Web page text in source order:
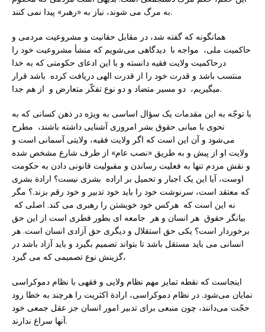
به مرگ می شوند، نیاز به «رهبر» پیدا نمی کنند.
همانگونه که گفته شد، در مقابل حقانیت و مشروعیت مردمی و
حاکمیت ملی، مواجه با دیدگاهی می‌شویم که منشأ مشروعیت خود را
درحاکمیت ولایت فقیه دانسته و با این ادعای حکومتى که به خدا
منتسب باشد و قدرت خود را از قدرت الهى دریافت کرده باشد قرار
میگیریم، دو مسیر متضاد و دو نوع تفکّر متعارض و از هم جدا.
با توجّه به این مقدمات یک سؤال اساسی به ویژه در ذهن کسانی که به
نحوی با مبانی حقوق بشر امروزی آشنایی داشته باشند، مطرح
می‌شود و آن این است که اگر ولایت فقیه، ولایتی آسمانی است و
ولایت او از پیش و به طریق «نصب عام» از طرف شارع مشخص شده
و نقش مردم تنها به فعلیت رساندن و مقبولیت قانونی دادن به حکومت
اوست، آیا این یک اجبار و تحمیل بر اراده بشری نیست؟ ارادة بشری
که معتقد است، سرنوشت خود را باید خود تدبیر و خود رقم بزند.؟ مگر
نه این است که هرکس خود خویشتن را رهبری می کند. اصلی که
بیانگر حقوق هر انسان و هر جامعه ای بطور فطری است از این حق
برخوردار است؟ یکی حق استقلال و دیگری حق آزادی انسان است. هر
انسانی می باید مستقل باشد تا بتواند تصمیم بگیرد و باید آزاد باشد در
گزینش نوع تصمیمی که می گیرد،
اینجاست که نقطه تمایز مهم نظام ولایی و فقهی با نظام دموکراسی
نمایان می‌شود. در نظام دموکراسی، ارادة اکثریت را هرچند به خطا رود
حجّت می‌دانند، چون منبعی برای تدبیر امور انسان جز عقل جمعی خود
آنها سراغ ندارند.